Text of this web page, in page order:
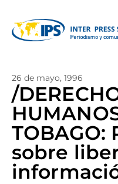
26 de mayo, 1996
/
TOBAGO:
sobre